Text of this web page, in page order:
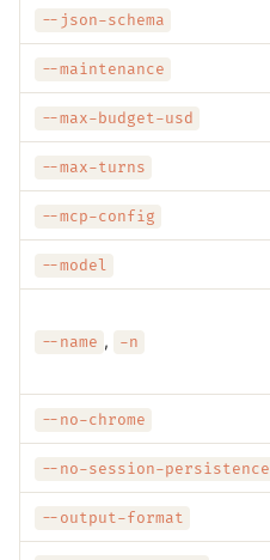
--json-schema
--maintenance
--max-budget-usd
--max-turns
--mcp-config
--model
--name , -n
--no-chrome
--no-session-persistence
--output-format